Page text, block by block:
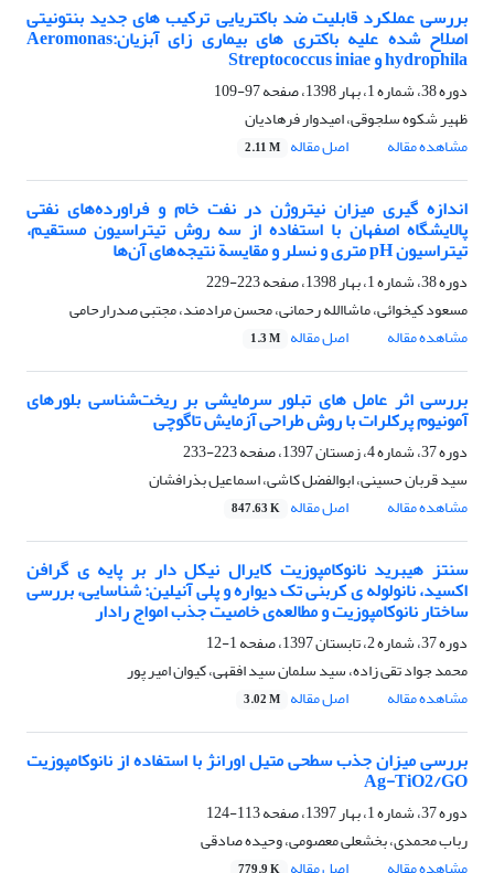
بررسی عملکرد قابلیت ضد باکتریایی ترکیب های جدید بنتونیتی
اصلاح شده علیه باکتری های بیماری زای آبزیان:Aeromonas
hydrophila و Streptococcus iniae
دوره 38، شماره 1، بهار 1398، صفحه
97-109
ظهیر شکوه سلجوقی، امیدوار فرهادیان
مشاهده مقاله
اصل مقاله 2.11 M
اندازه گیری میزان نیتروژن در نفت خام و فراورده‌های نفتی
پالایشگاه اصفهان با استفاده از سه روش تیتراسیون مستقیم،
تیتراسیون pH متری و نسلر و مقایسة نتیجه‌های آن‌ها
دوره 38، شماره 1، بهار 1398، صفحه
223-229
مسعود کیخوائی، ماشاالله رحمانی، محسن مرادمند، مجتبی صدرارحامی
مشاهده مقاله
اصل مقاله 1.3 M
بررسی اثر عامل های تبلور سرمایشی بر ریخت‌شناسی بلورهای
آمونیوم پرکلرات با روش طراحی آزمایش تاگوچی
دوره 37، شماره 4، زمستان 1397، صفحه
223-233
سید قربان حسینی، ابوالفضل کاشی، اسماعیل بذرافشان
مشاهده مقاله
اصل مقاله 847.63 K
سنتز هیبرید نانوکامپوزیت کایرال نیکل دار بر پایه ی گرافن
اکسید، نانولوله ی کربنی تک دیواره و پلی آنیلین: شناسایی، بررسی
ساختار نانوکامپوزیت و مطالعه‌ی خاصیت جذب امواج رادار
دوره 37، شماره 2، تابستان 1397، صفحه
1-12
محمد جواد تقی زاده، سید سلمان سید افقهی، کیوان امیر پور
مشاهده مقاله
اصل مقاله 3.02 M
بررسی میزان جذب سطحی متیل اورانژ با استفاده از نانوکامپوزیت
Ag-TiO2/GO
دوره 37، شماره 1، بهار 1397، صفحه
113-124
رباب محمدی، بخشعلی معصومی، وحیده صادقی